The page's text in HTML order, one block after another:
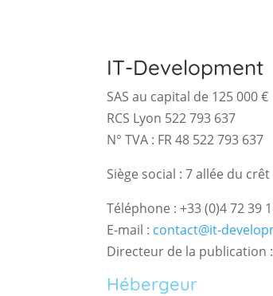
IT-Development
SAS au capital de 125 000 €
RCS Lyon 522 793 637
N° TVA : FR 48 522 793 637
Siège social : 7 allée du crêt
Téléphone : +33 (0)4 72 39
E-mail : contact@it-
Directeur de la publication
Hébergeur